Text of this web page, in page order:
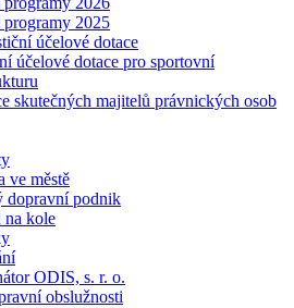
2025
účelové dotace
účelové dotace pro sportovní
skutečných majitelů právnických osob
ve městě
dopravní podnik
na kole
ODIS, s. r. o.
obslužnosti